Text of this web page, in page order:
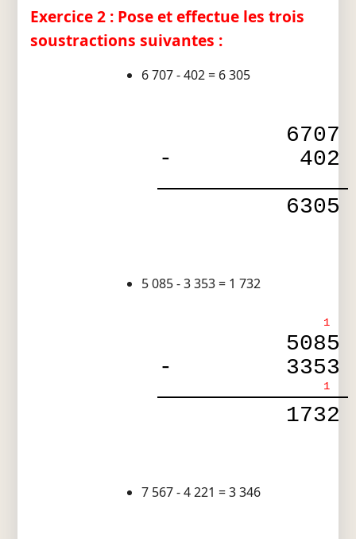
Exercice 2 : Pose et effectue les trois
soustractions suivantes :
6 707 - 402 = 6 305
6707
-
402
6305
5 085 - 3 353 = 1 732
1
5085
-
3353
1
1732
7 567 - 4 221 = 3 346